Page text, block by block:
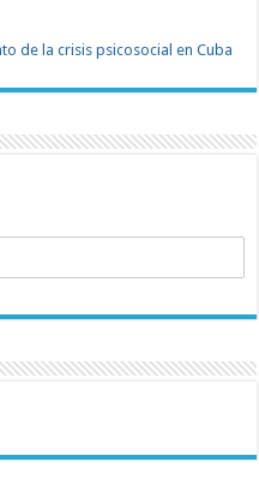
de la crisis psicosocial en Cuba